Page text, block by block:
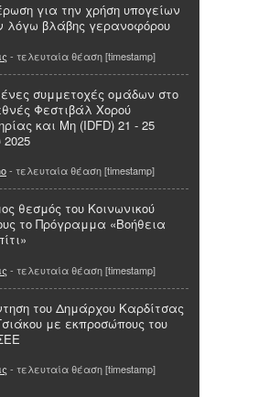
για την χρήση υπογείων
λόγω βλάβης γερανοφόρου
- τελευταία θέαση [timestamp]
συμμετοχές ομάδων στο
Φεστιβάλ Χορού
και Μη (IDFD) 21 - 25
- τελευταία θέαση [timestamp]
θεσμός του Κοινωνικού
το Πρόγραμμα «Βοήθεια
- τελευταία θέαση [timestamp]
του Δημάρχου Καρδίτσας
με εκπροσώπους του
- τελευταία θέαση [timestamp]